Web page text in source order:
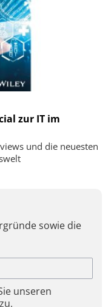
zur IT im
und die neuesten
sowie die
unseren
zu.